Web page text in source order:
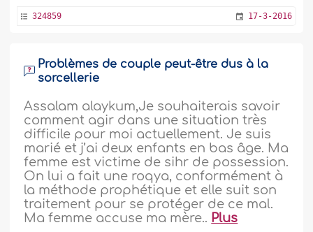
324859 17-3-2016
Problèmes de couple peut-être dus à la
sorcellerie
Assalam alaykum,Je souhaiterais savoir
comment agir dans une situation très
difficile pour moi actuellement. Je suis
marié et j’ai deux enfants en bas âge. Ma
femme est victime de sihr de possession.
On lui a fait une roqya, conformément à
la méthode prophétique et elle suit son
traitement pour se protéger de ce mal.
Ma femme accuse ma mère.. Plus